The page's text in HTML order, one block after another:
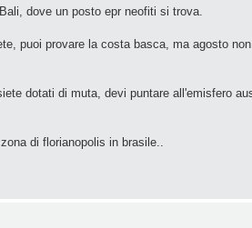
dove un posto epr neofiti si trova.
puoi provare la costa basca, ma agosto
dotati di muta, devi puntare all'emisfero
di florianopolis in brasile..